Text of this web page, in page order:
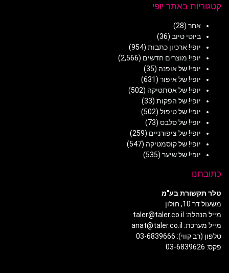
קטגוריות באתר יופי
אחר (28)
ביוטי טיוב (36)
יופי! ארכיון כתבות (954)
יופי! מוצרים חדשים (2,566)
יופי! של אופנה (35)
יופי! של איפור (631)
יופי! של אסתטיקה (502)
יופי! של הפקות (33)
יופי! של טיפול (502)
יופי! של סלבס (73)
יופי! של ציפורניים (259)
יופי! של קוסמטיקה (547)
יופי! של שיער (535)
כתובתנו
טלר תקשורת בע"מ
משעול דר 10, חולון
מייל הנהלה: taler@taler.co.il
מייל מערכת: anat@taler.co.il
טלפון (רב קווי): 03-6839666
פקס: 03-6839626